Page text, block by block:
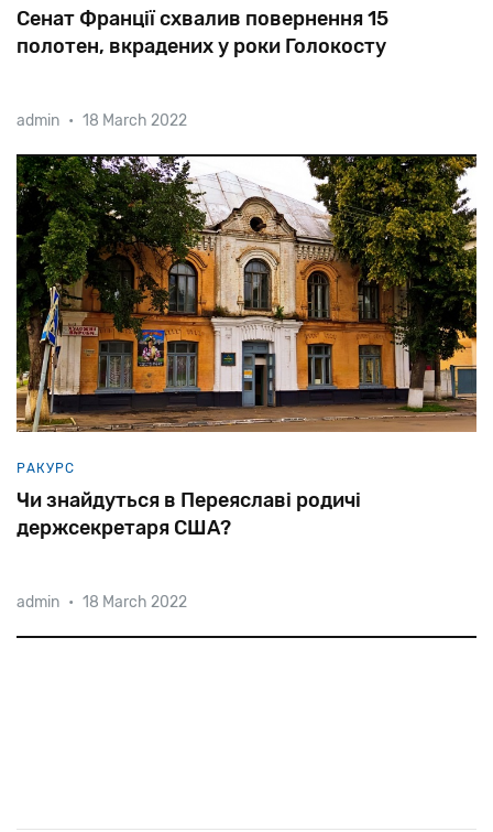
Сенат Франції схвалив повернення 15
полотен, вкрадених у роки Голокосту
Рішення верхньої палати
музеям передати роботи нащадкам єврейських
власників.
admin • 18 March 2022
РАКУРС
Чи знайдуться в Переяславі родичі
держсекретаря США?
Коли в 1874 році Янкель
Золотоноші до Переяслава, євреї складали до 40%
admin • 18 March 2022